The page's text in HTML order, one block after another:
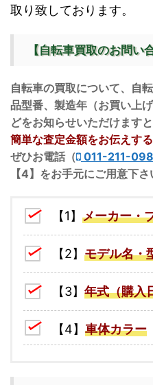
取り致しております。
【自転車買取のお問い
自転車の買取について、自
品型番、製造年（お買い上
どをお知らせいただけます
簡単な査定金額をお伝えす
ぜひお電話（ 011-211-
【4】をお手元にご用意下さ
【1】 メーカー・
【2】 モデル名・
【3】 年式（購入
【4】 車体カラー